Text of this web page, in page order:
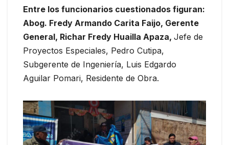
Entre los funcionarios cuestionados figuran:
Abog. Fredy Armando Carita Faijo, Gerente
General, Richar Fredy Huailla Apaza, Jefe de
Proyectos Especiales, Pedro Cutipa,
Subgerente de Ingeniería, Luis Edgardo
Aguilar Pomari, Residente de Obra.